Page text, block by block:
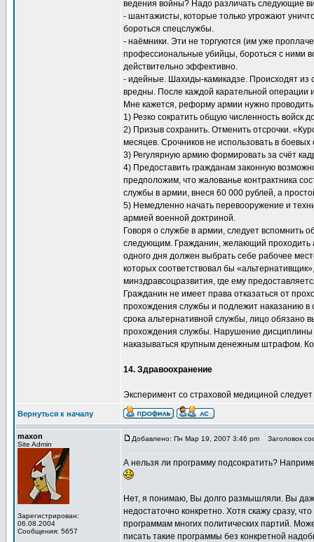
ведения войны? Надо различать следующие
- шантажисты, которые только угрожают
бороться спецслужбы.
- наёмники. Эти не торгуются (им уже
профессиональные убийцы, бороться с ними
действительно эффективно.
- идейные. Шахиды-камикадзе. Происходят из
вредны. После каждой карательной
Мне кажется, реформу армии нужно
1) Резко сократить общую численность войск
2) Призыв сохранить. Отменить отсрочки.
месяцев. Срочников не использовать в боевых
3) Регулярную армию формировать за счёт
4) Предоставить гражданам законную
предположим, что жалованье контрактника
службы в армии, внеся 60 000 рублей, а
5) Немедленно начать перевооружение и
армией военной доктриной.
Говоря о службе в армии, следует вспомнить
следующим. Гражданин, желающий проходить
одного дня должен выбрать себе рабочее
которых соответствовал бы
минздравсоцразвития, где ему
Гражданин не имеет права отказаться от
прохождения службы и подлежит наказанию в
срока альтернативной службы, лицо обязано
прохождения службы. Нарушение дисциплины
наказываться крупным денежным штрафом.
14. Здравоохранение
Эксперимент со страховой медициной
Вернуться к началу
maxon
Site Admin
Зарегистрирован:
06.08.2004
Сообщения: 5657
Добавлено: Пн Мар 19, 2007 3:46 pm Заголовок
А нельзя ли программу подсократить?
Нет, я понимаю, Вы долго размышляли. Вы
недостаточно конкретно. Хотя скажу сразу,
программам многих политических партий.
писать такие программы без конкретной